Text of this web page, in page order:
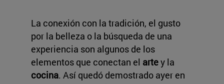
La conexión con la tradición, el gusto
por la belleza o la búsqueda de una
experiencia son algunos de los
elementos que conectan el artey la
cocina. Así quedó demostrado ayer en